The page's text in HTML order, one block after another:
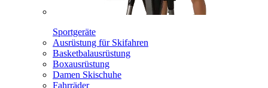
Sportgeräte
Ausrüstung für Skifahren
Basketbalausrüstung
Boxausrüstung
Damen Skischuhe
Fahrräder